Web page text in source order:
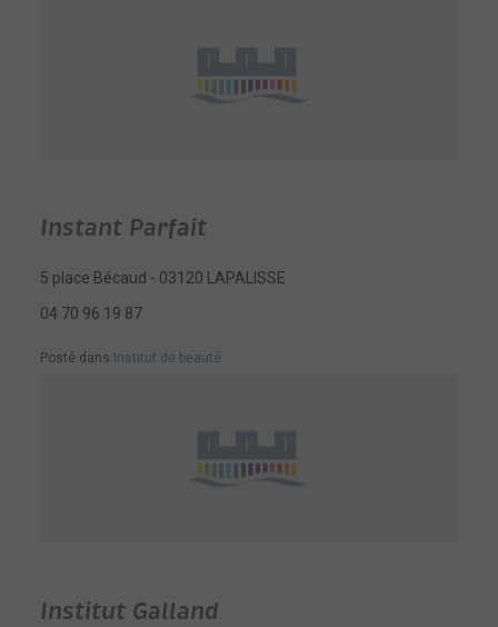
Instant Parfait
5 place Bécaud - 03120 LAPALISSE
04 70 96 19 87
Posté dans Institut de beauté
Institut Galland